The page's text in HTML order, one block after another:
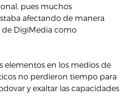
pues muchos
afectando de manera
de DigiMedia como
elementos en los medios de
no perdieron tiempo para
y exaltar las capacidades